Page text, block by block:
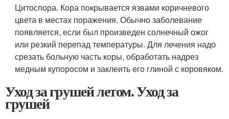
Цитоспора. Кора покрывается язвами коричневого
цвета в местах поражения. Обычно заболевание
появляется, если был произведен солнечный ожог
или резкий перепад температуры. Для лечения надо
срезать больную часть коры, обработать надрез
медным купоросом и заклеить его глиной с коровяком.
Уход за грушей летом. Уход за
грушей